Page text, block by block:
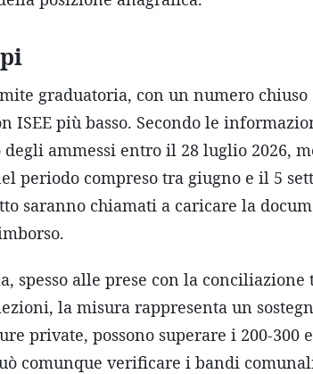
graduatoria, con un numero
ISEE più basso. Secondo le
ammessi entro il 28 luglio 2026,
periodo compreso tra giugno e il 5
saranno chiamati a caricare la
spesso alle prese con la
la misura rappresenta un
private, possono superare i 200-300
comunque verificare i bandi